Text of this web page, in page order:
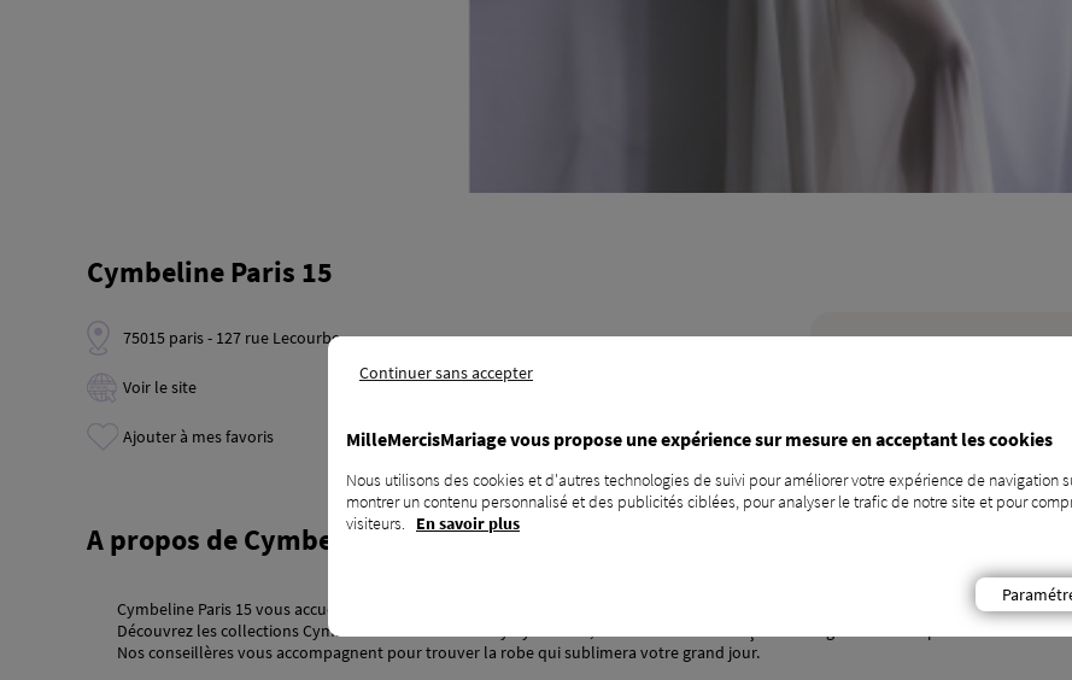
Cymbeline Paris 15
75015 paris - 127 rue Lecourbe
Voir le site
Ajouter à mes favoris
A propos de Cymbeline Paris 15
Cymbeline Paris 15 vous accueille dans son showroom du 15ᵉ arrondissement, dédié aux futures mariées.
Découvrez les collections Cymbeline et Pour un Oui by Cymbeline, mêlant tradition française et élégance contemporaine.
Nos conseillères vous accompagnent pour trouver la robe qui sublimera votre grand jour.
Continuer sans accepter
MilleMercisMariage vous propose une expérience sur mesure en acceptant les cookies
Nous utilisons des cookies et d'autres technologies de suivi pour améliorer votre expérience de navigation
montrer un contenu personnalisé et des publicités ciblées, pour analyser le trafic de notre site et pour
visiteurs. En savoir plus